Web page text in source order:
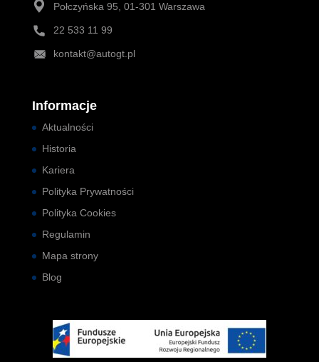
Połczyńska 95, 01-301 Warszawa
22 533 11 99
kontakt@autogt.pl
Informacje
Aktualności
Historia
Kariera
Polityka Prywatności
Polityka Cookies
Regulamin
Mapa strony
Blog